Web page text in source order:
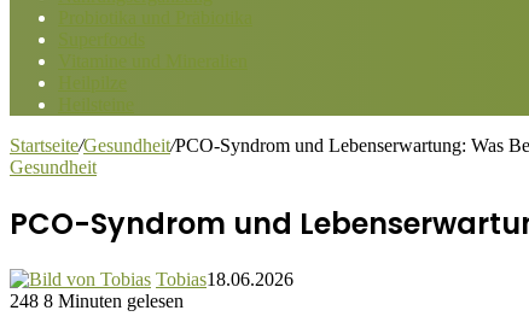
Probiotika und Präbiotika
Superfoods
Vitamine und Mineralien
Heilpilze
Heilsteine
Startseite/Gesundheit/PCO-Syndrom und Lebenserwartung: Was
Gesundheit
PCO-Syndrom und
Tobias18.06.2026
248 8 Minuten gelesen